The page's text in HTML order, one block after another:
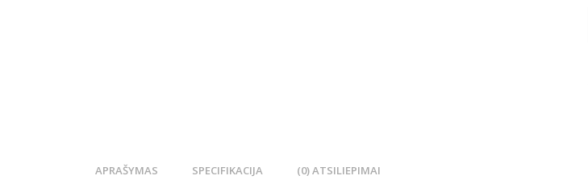
APRAŠYMAS SPECIFIKACIJA (0) ATSILIEPIMAI